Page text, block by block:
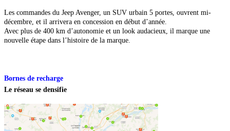
Les commandes du Jeep Avenger, un SUV urbain 5 portes, ouvrent mi-
décembre, et il arrivera en concession en début d’année.
Avec plus de 400 km d’autonomie et un look audacieux, il marque une
nouvelle étape dans l’histoire de la marque.
Bornes de recharge
Le réseau se densifie